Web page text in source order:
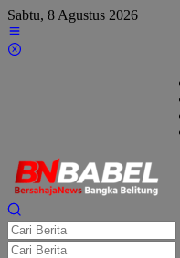
Lewati
ke
konten
Sabtu, 8 Agustus 2026